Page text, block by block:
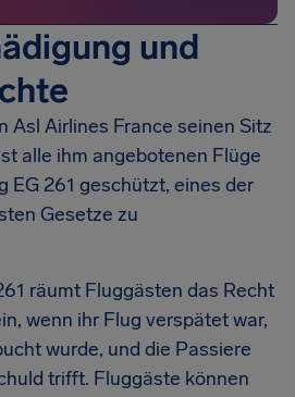
und
Asl Airlines France seinen Sitz
alle ihm angebotenen Flüge
EG 261 geschützt, eines der
Gesetze zu
räumt Fluggästen das Recht
wenn ihr Flug verspätet war,
wurde, und die Passiere
trifft. Fluggäste können